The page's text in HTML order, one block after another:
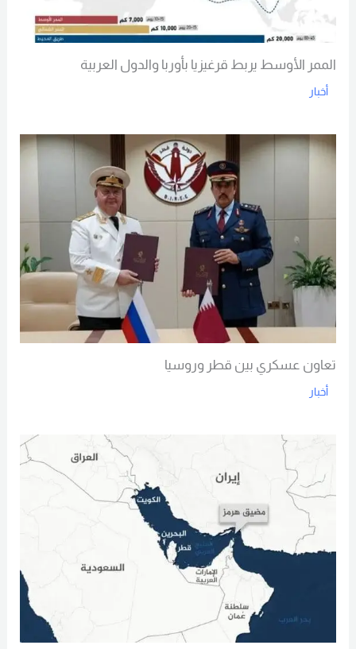
الممر الأوسط يربط قرغيزيا بأوربا والدول العربية
أخبار
تعاون عسكري بين قطر وروسيا
أخبار